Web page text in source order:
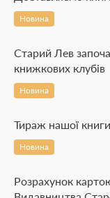
Новина
Старий Лев
книжкових клубів
Новина
Тираж нашої
Новина
Розрахунок